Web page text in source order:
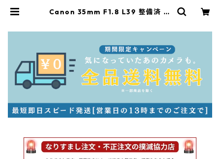
Canon 35mm F1.8 L39 整備済 キ